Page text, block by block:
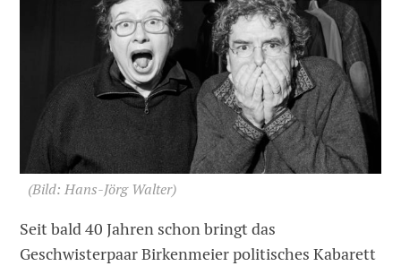
(Bild: Hans-Jörg Walter)
Seit bald 40 Jahren schon bringt das
Geschwisterpaar Birkenmeier politisches Kabarett